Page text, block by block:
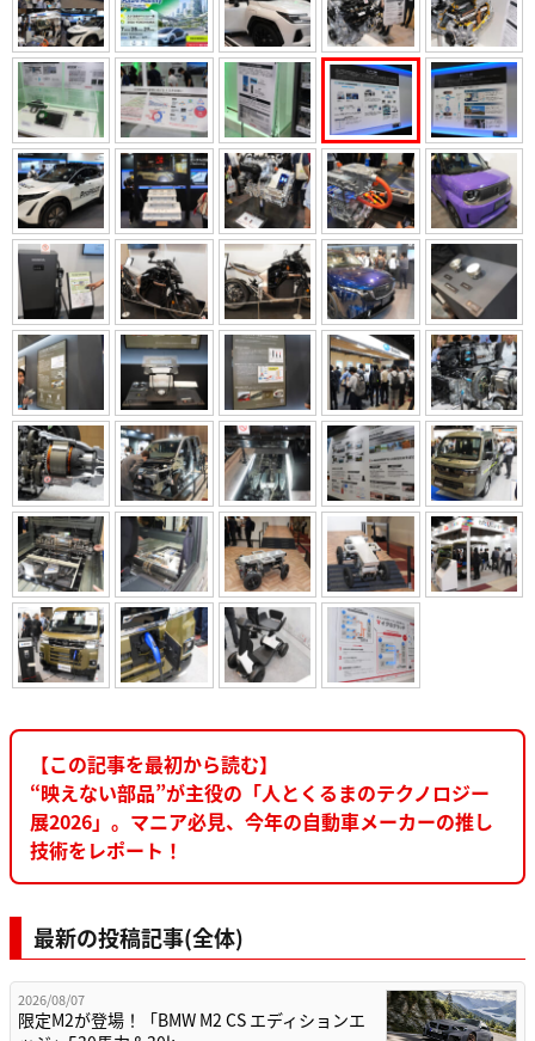
【この記事を最初から読む】
“映えない部品”が主役の「人とくるまのテクノロジー
展2026」。マニア必見、今年の自動車メーカーの推し
技術をレポート！
最新の投稿記事(全体)
2026/08/07
限定M2が登場！「BMW M2 CS エディションエ